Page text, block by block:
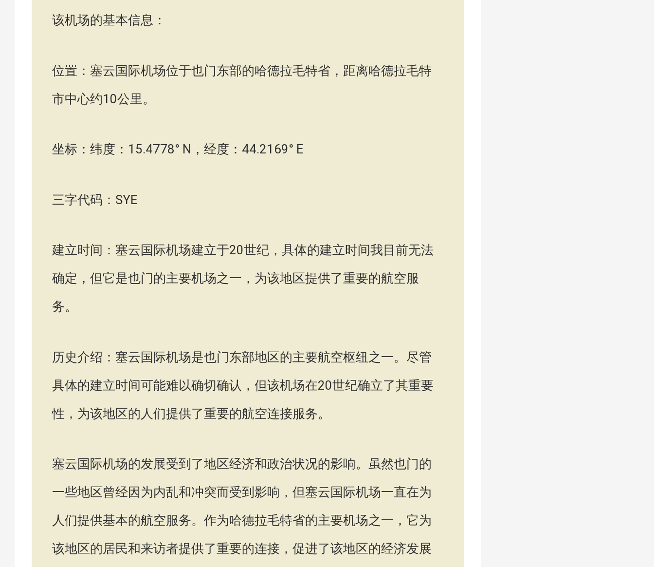
该机场的基本信息：
位置：塞云国际机场位于也门东部的哈德拉毛特省，距离哈德拉毛特
市中心约10公里。
坐标：纬度：15.4778° N，经度：44.2169° E
三字代码：SYE
建立时间：塞云国际机场建立于20世纪，具体的建立时间我目前无法
确定，但它是也门的主要机场之一，为该地区提供了重要的航空服
务。
历史介绍：塞云国际机场是也门东部地区的主要航空枢纽之一。尽管
具体的建立时间可能难以确切确认，但该机场在20世纪确立了其重要
性，为该地区的人们提供了重要的航空连接服务。
塞云国际机场的发展受到了地区经济和政治状况的影响。虽然也门的
一些地区曾经因为内乱和冲突而受到影响，但塞云国际机场一直在为
人们提供基本的航空服务。作为哈德拉毛特省的主要机场之一，它为
该地区的居民和来访者提供了重要的连接，促进了该地区的经济发展